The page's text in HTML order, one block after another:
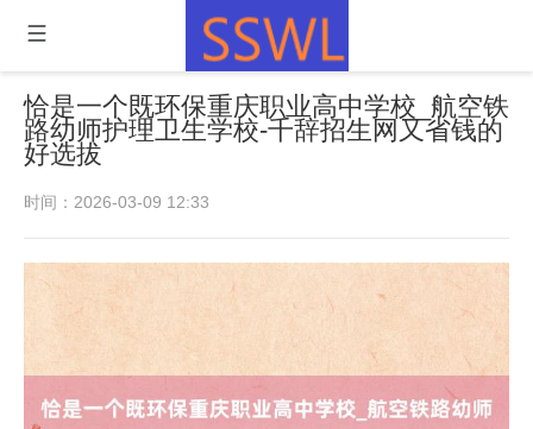
恰是一个既环保重庆职业高中学校_航空铁
路幼师护理卫生学校-千辞招生网又省钱的
好选拔
时间：2026-03-09 12:33